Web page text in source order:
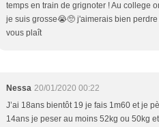
temps en train de grignoter ! Au college
je suis grosse😭🥺 j'aimerais bien
vous plaît
Nessa 20/01/2020 00:22
J’ai 18ans bientôt 19 je fais 1m60 et je
14ans je peser au moins 52kg ou 50kg